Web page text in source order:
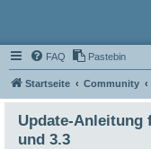
FAQ Pastebin
Startseite Community
Update-Anleitung
und 3.3